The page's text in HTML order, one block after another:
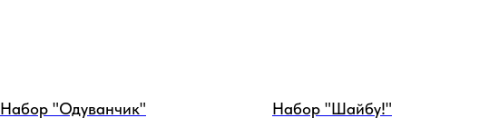
Набор "Одуванчик" Набор "Шайбу!"